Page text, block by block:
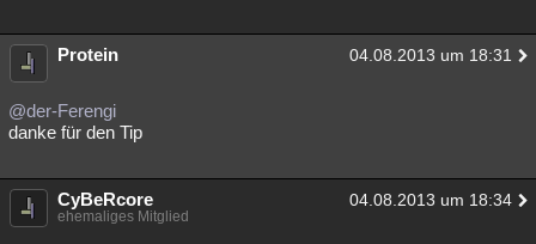
Protein 04.08.2013 um 18:31
@der-Ferengi
danke für den Tip
CyBeRcore 04.08.2013 um 18:34
ehemaliges Mitglied